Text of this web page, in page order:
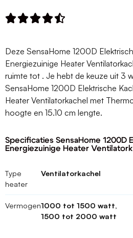

Deze SensaHome 1200D
Energiezuinige Heater
ruimte tot . Je hebt de keuze uit 3
SensaHome 1200D Elektrische
Heater Ventilatorkachel met
hoogte en 15.10 cm lengte.
Specificaties SensaHome 1200D
Energiezuinige Heater
Type
heater
Ventilatorkachel
Vermogen1000 tot 1500 watt,
1500 tot 2000 watt